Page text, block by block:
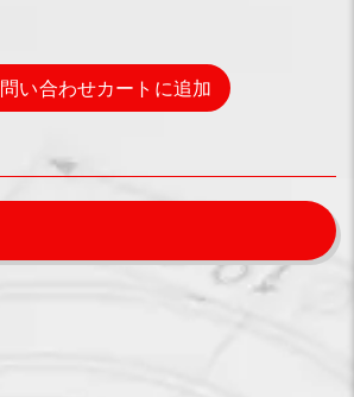
問い合わせカートに追加